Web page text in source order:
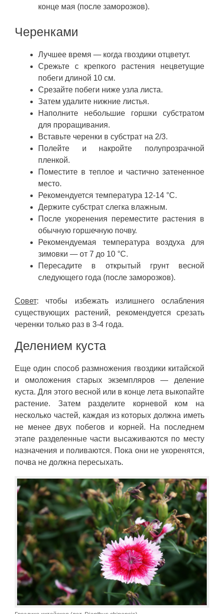
конце мая (после заморозков).
Черенками
Лучшее время — когда гвоздики отцветут.
Срежьте с крепкого растения нецветущие
побеги длиной 10 см.
Срезайте побеги ниже узла листа.
Затем удалите нижние листья.
Наполните небольшие горшки субстратом
для проращивания.
Вставьте черенки в субстрат на 2/3.
Полейте и накройте полупрозрачной
пленкой.
Поместите в теплое и частично затененное
место.
Рекомендуется температура 12-14 °C.
Держите субстрат слегка влажным.
После укоренения переместите растения в
обычную горшечную почву.
Рекомендуемая температура воздуха для
зимовки — от 7 до 10 °C.
Пересадите в открытый грунт весной
следующего года (после заморозков).
Совет: чтобы избежать излишнего ослабления
существующих растений, рекомендуется срезать
черенки только раз в 3-4 года.
Делением куста
Еще один способ размножения гвоздики китайской
и омоложения старых экземпляров — деление
куста. Для этого весной или в конце лета выкопайте
растение. Затем разделите корневой ком на
несколько частей, каждая из которых должна иметь
не менее двух побегов и корней. На последнем
этапе разделенные части высаживаются по месту
назначения и поливаются. Пока они не укоренятся,
почва не должна пересыхать.